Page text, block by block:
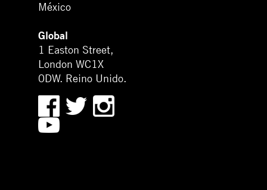
México
Global
1 Easton Street,
London WC1X
0DW. Reino Unido.